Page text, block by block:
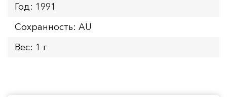
Год: 1991
Сохранность: AU
Вес: 1 г